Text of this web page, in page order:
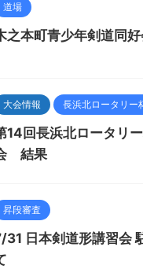
道場
之本町青少年剣道同
大会情報 長浜北ロータリー
14回長浜北ロータリ
結果
昇段審査
31 日本剣道形講習会